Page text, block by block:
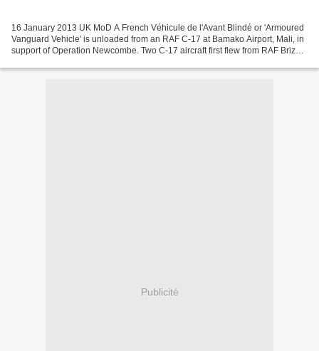
16 January 2013 UK MoD A French Véhicule de l'Avant Blindé or 'Armoured
Vanguard Vehicle' is unloaded from an RAF C-17 at Bamako Airport, Mali, in
support of Operation Newcombe. Two C-17 aircraft first flew from RAF Brize
Publicité